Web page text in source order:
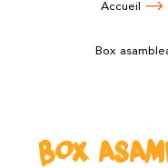
Accueil
Box
BOX